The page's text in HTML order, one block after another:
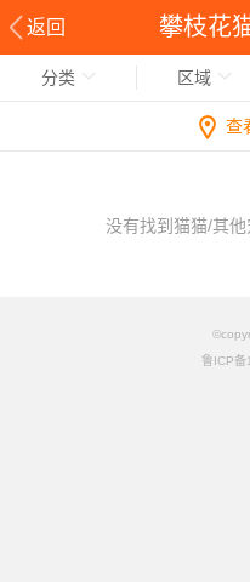
返回 攀枝花
分类 区域
查
没有找到猫猫/其
鲁ICP